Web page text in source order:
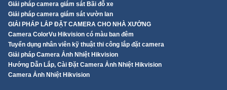
Giải pháp camera giám sát Bãi đỗ xe
Giải pháp camera giám sát vườn lan
GIẢI PHÁP LẮP ĐẶT CAMERA CHO NHÀ XƯỞNG
Camera ColorVu Hikvision có màu ban đêm
Tuyển dụng nhân viên kỹ thuật thi công lắp đặt camera
Giải pháp Camera Ảnh Nhiệt Hikvision
Hướng Dẫn Lắp, Cài Đặt Camera Ảnh Nhiệt Hikvision
Camera Ảnh Nhiệt Hikvision